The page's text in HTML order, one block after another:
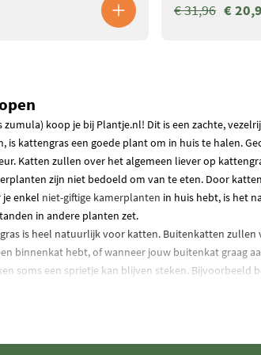
€
€ 31,96
zumula) koop je bij Plantje.nl! Dit is een zachte,
is kattengras een goede plant om in huis te halen.
Katten zullen over het algemeen liever op
zijn niet bedoeld om van te eten. Door
je enkel niet-giftige kamerplanten in huis hebt, is het
in andere planten zet.
is heel natuurlijk voor katten. Buitenkatten
binnenkat hebt, of wanneer jouw buitenkat graag
soms een sprietje kan blijven steken.
en kan een bezoekje aan de dierenarts
kattengras eet. De kans is heel klein, maar